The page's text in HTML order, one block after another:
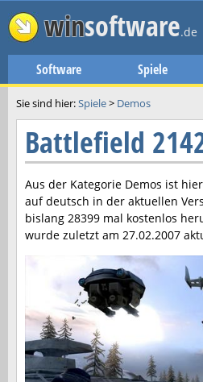
winsoftware.de
Software Spiele
Sie sind hier:Spiele> Demos
Battlefield
Aus der Kategorie Demos ist hier
auf deutsch in der aktuellen
bislang 28399 mal kostenlos
wurde zuletzt am 27.02.2007